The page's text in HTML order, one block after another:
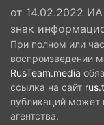
от 14.02.2022
знак
При полном или
воспроизведении
RusTeam.media
ссылка на сайт
публикаций может
агентства.